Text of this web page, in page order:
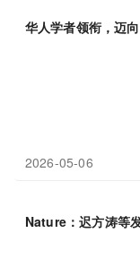
华人学者领衔，迈
2026-05-06
Nature：迟方涛等